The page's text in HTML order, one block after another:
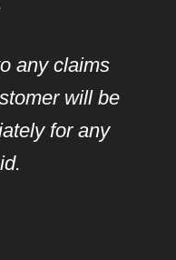
any claims
will be
for any